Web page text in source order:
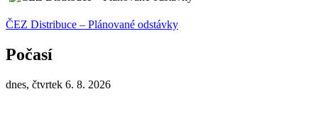
ČEZ Distribuce – Plánované odstávky
Počasí
dnes, čtvrtek 6. 8. 2026